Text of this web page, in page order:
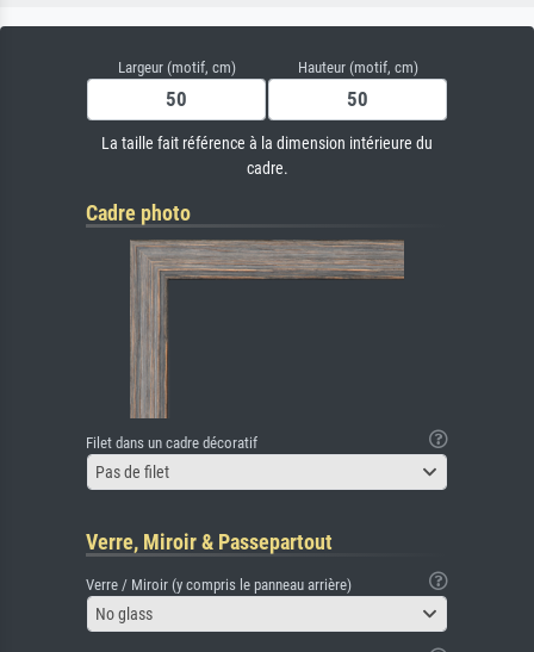
Largeur (motif, cm) Hauteur (motif, cm)
La taille fait référence à la dimension intérieure du
cadre.
Cadre photo
Filet dans un cadre décoratif
Pas de filet
Verre, Miroir & Passepartout
Verre / Miroir (y compris le panneau arrière)
No glass